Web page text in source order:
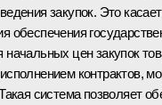
закупок. Это
обеспечения
начальных цен закупок
контрактов,
система позволяет